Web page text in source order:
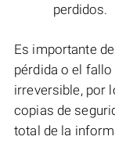
perdidos.
Es importante
pérdida o el
irreversible, por
copias de
total de la